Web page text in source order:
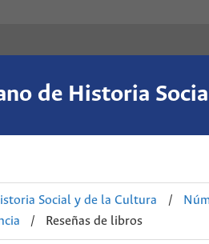
de Historia
Social y de la Cultura /
/ Reseñas de libros